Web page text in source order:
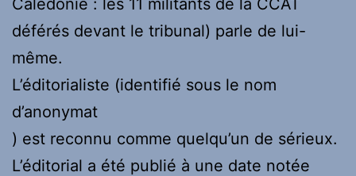
déférés devant le tribunal) parle de lui-
même.
L’éditorialiste (identifié sous le nom
d’anonymat
) est reconnu comme quelqu’un de sérieux.
L’éditorial a été publié à une date notée